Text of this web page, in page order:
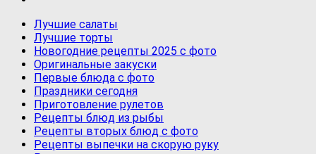
Лучшие салаты
Лучшие торты
Новогодние рецепты 2025 с фото
Оригинальные закуски
Первые блюда с фото
Праздники сегодня
Приготовление рулетов
Рецепты блюд из рыбы
Рецепты вторых блюд с фото
Рецепты выпечки на скорую руку